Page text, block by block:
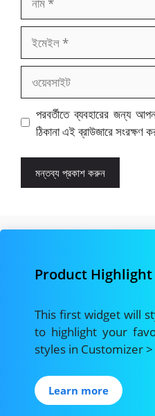
ইমেইল
পরবর্তীতে ব্যবহারের জন্য
ঠিকানা এই ব্রাউজারে সংরক্ষণ
Product Highlight
This first widget will
to highlight your
styles in Customizer >
Learn more